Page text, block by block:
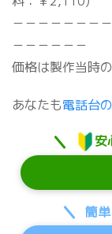
－－－－－－－
－－－－－－
価格は製作当時
あなたも電話台
安
簡